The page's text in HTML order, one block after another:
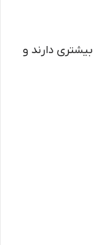
دارند و